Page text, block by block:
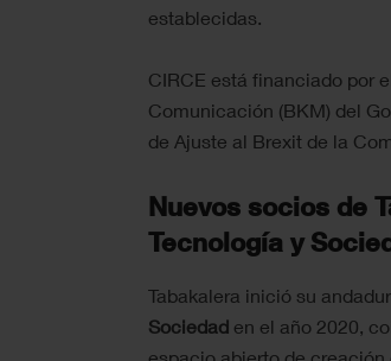
establecidas.
CIRCE está financiado por
Comunicación (BKM) del
de Ajuste al Brexit de la
Nuevos socios de
Tecnología y
Tabakalera inició su
Sociedad en el año 2020,